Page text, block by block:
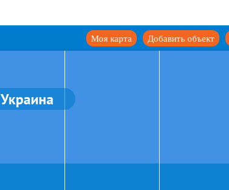
Добавить объект
Моя карта
Украина